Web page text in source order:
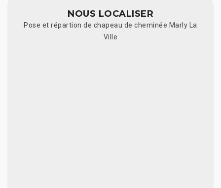
NOUS LOCALISER
Pose et répartion de chapeau de cheminée Marly La
Ville